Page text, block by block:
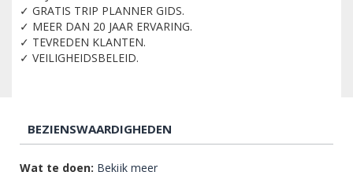
✓ GRATIS TRIP PLANNER GIDS.
✓ MEER DAN 20 JAAR ERVARING.
✓ TEVREDEN KLANTEN.
✓ VEILIGHEIDSBELEID.
BEZIENSWAARDIGHEDEN
Wat te doen: Bekijk meer